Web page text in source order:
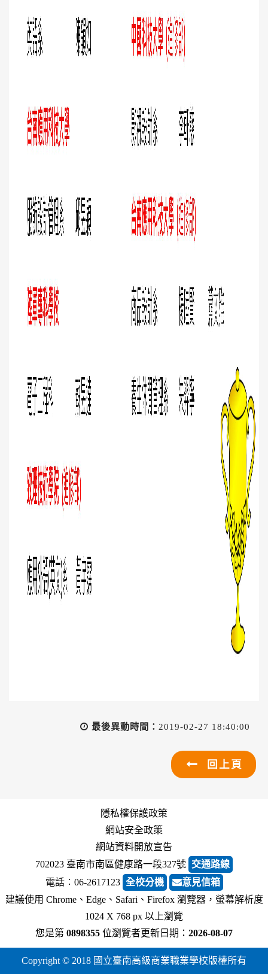
最後異動時間： 2019-02-27 18:40:00
回上頁
隱私權保護政策
網站安全政策
網站資料開放宣告
702023 臺南市南區健康路一段327號 交通路線
電話︰06-2617123 全校分機
意見信箱
建議使用 Chrome、Edge、Safari、Firefox 瀏覽器，螢幕解析度
1024 X 768 px 以上瀏覽
您是第 0898355 位瀏覽者更新日期： 2026-08-07
Copyright © 2018 國立臺南高級商業職業學校版權所有